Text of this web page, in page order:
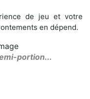
de jeu et votre
en dépend.
portion...